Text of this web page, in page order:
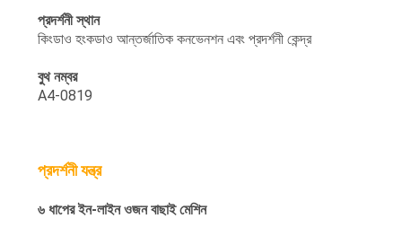
প্রদর্শনী স্থান
কিংডাও হংকডাও আন্তর্জাতিক কনভেনশন এবং প্রদর্শনী কেন্দ্র
বুথ নম্বর
A4-0819
প্রদর্শনী যন্ত্র
৬ ধাপের ইন-লাইন ওজন বাছাই মেশিন